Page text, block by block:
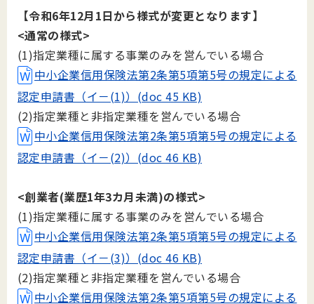
【令和6年12月1日から様式が変更となります】
<通常の様式>
(1)指定業種に属する事業のみを営んでいる場合
中小企業信用保険法第2条第5項第5号の規定による
認定申請書（イ－(1)）(doc 45 KB)
(2)指定業種と非指定業種を営んでいる場合
中小企業信用保険法第2条第5項第5号の規定による
認定申請書（イ－(2)）(doc 46 KB)
<創業者(業歴1年3カ月未満)の様式>
(1)指定業種に属する事業のみを営んでいる場合
中小企業信用保険法第2条第5項第5号の規定による
認定申請書（イ－(3)）(doc 46 KB)
(2)指定業種と非指定業種を営んでいる場合
中小企業信用保険法第2条第5項第5号の規定による